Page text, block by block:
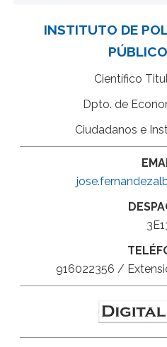
INSTITUTO DE
Científico
Dpto. de
Ciudadanos e
916022356 /